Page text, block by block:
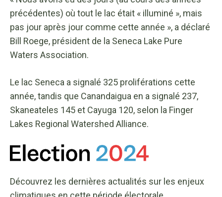
précédentes) où tout le lac était « illuminé », mais
pas jour après jour comme cette année », a déclaré
Bill Roege, président de la Seneca Lake Pure
Waters Association.
Le lac Seneca a signalé 325 proliférations cette
année, tandis que Canandaigua en a signalé 237,
Skaneateles 145 et Cayuga 120, selon la Finger
Lakes Regional Watershed Alliance.
Découvrez les dernières actualités sur les enjeux